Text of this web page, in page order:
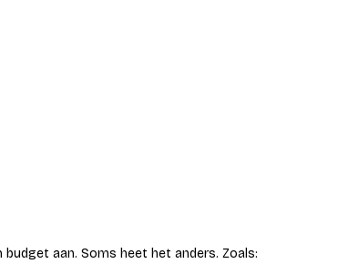
budget aan. Soms heet het anders. Zoals: